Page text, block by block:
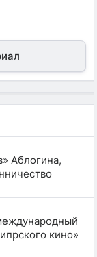
Аблогина,
кино»